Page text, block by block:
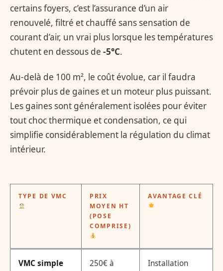
certains foyers, c’est l’assurance d’un air
renouvelé, filtré et chauffé sans sensation de
courant d’air, un vrai plus lorsque les températures
chutent en dessous de -5°C.
Au-delà de 100 m², le coût évolue, car il faudra
prévoir plus de gaines et un moteur plus puissant.
Les gaines sont généralement isolées pour éviter
tout choc thermique et condensation, ce qui
simplifie considérablement la régulation du climat
intérieur.
TYPE DE VMC
PRIX
MOYEN HT
(POSE
COMPRISE)
AVANTAGE CLÉ
VMC simple
250€ à
Installation